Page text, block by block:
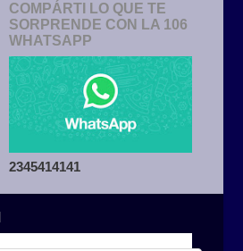
COMPÁRTI LO QUE TE
SORPRENDE CON LA 106
WHATSAPP
2345414141